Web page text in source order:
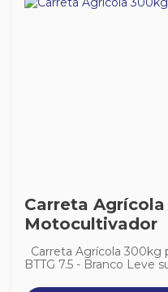
Carreta
Motocultivador
Carreta Agrícola 300kg
BTTG 7.5 - Branco Leve